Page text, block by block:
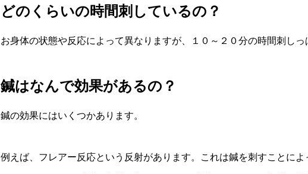
どのくらいの時間刺しているの？
お身体の状態や反応によって異なりますが、１０～２０分の時間刺しっ
鍼はなんで効果があるの？
鍼の効果にはいくつかあります。
例えば、フレアー反応という反射があります。これは鍼を刺すことに